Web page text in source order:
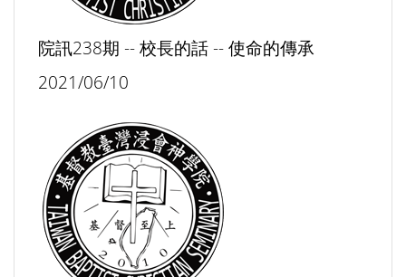
院訊238期 -- 校長的話 -- 使命的傳承
2021/06/10